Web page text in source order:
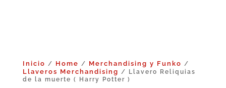
Inicio / Home / Merchandising y Funko /
Llaveros Merchandising / Llavero Reliquias
de la muerte ( Harry Potter )